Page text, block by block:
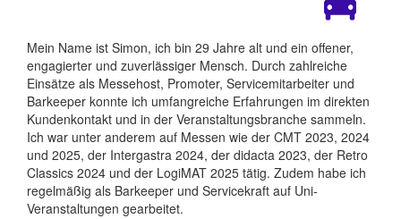
Mein Name ist Simon, ich bin 29 Jahre alt und ein offener,
engagierter und zuverlässiger Mensch. Durch zahlreiche
Einsätze als Messehost, Promoter, Servicemitarbeiter und
Barkeeper konnte ich umfangreiche Erfahrungen im direkten
Kundenkontakt und in der Veranstaltungsbranche sammeln.
Ich war unter anderem auf Messen wie der CMT 2023, 2024
und 2025, der Intergastra 2024, der didacta 2023, der Retro
Classics 2024 und der LogiMAT 2025 tätig. Zudem habe ich
regelmäßig als Barkeeper und Servicekraft auf Uni-
Veranstaltungen gearbeitet.